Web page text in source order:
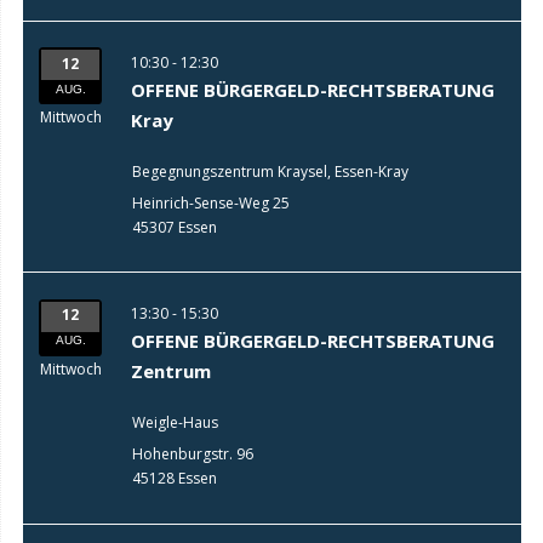
12
AUG.
Mittwoch
10:30 - 12:30
OFFENE BÜRGERGELD-RECHTSBERATUNG
Kray
Begegnungszentrum Kraysel, Essen-Kray
Heinrich-Sense-Weg 25
45307 Essen
12
AUG.
Mittwoch
13:30 - 15:30
OFFENE BÜRGERGELD-RECHTSBERATUNG
Zentrum
Weigle-Haus
Hohenburgstr. 96
45128 Essen